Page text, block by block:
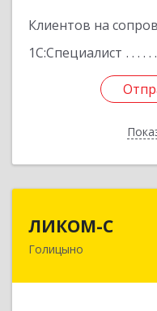
Клиентов на
1С:Специалист
ЛИКОМ-С
Голицыно143040,